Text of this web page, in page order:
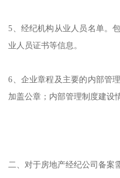
5、经纪机构从业人员名单。
业人员证书等信息。
6、企业章程及主要的内部管
加盖公章；内部管理制度建设
二、对于房地产经纪公司备案